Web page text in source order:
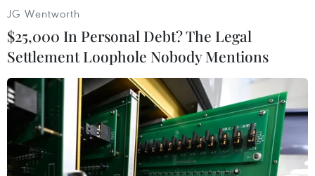
#Juan Orlando Hernandez
#sở hữu vũ khí
#buôn bán ma túy
#dẫn độ Honduras Mỹ
Theo dõi VietnamPlus
JG Wentworth
$25,000 In Personal Debt? The Legal
Settlement Loophole Nobody Mentions